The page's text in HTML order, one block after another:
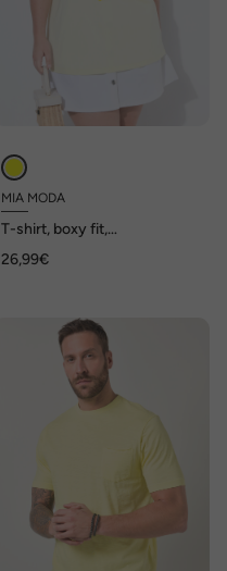
MIA MODA
T-shirt, boxy fit,
citroenmotief
26,99€